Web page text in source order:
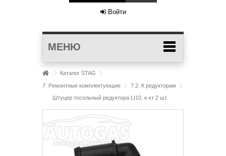
Войти
МЕНЮ
Каталог STAG
7. Ремонтные комплектующие
7.2. К редукторам
Штуцер тосольный редуктора LI10, к-кт 2 шт.